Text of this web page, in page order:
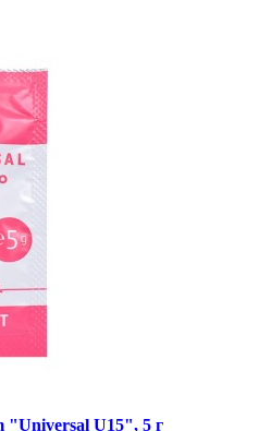
"Universal U15", 5 г